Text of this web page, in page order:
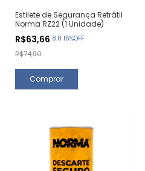
Estilete de Segurança Retrátil
Norma RZ22 (1 Unidade)
R$63,66 8.8 15%OFF
R$74,90